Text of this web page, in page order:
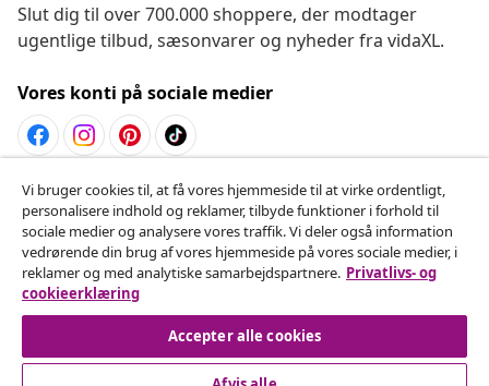
Slut dig til over 700.000 shoppere, der modtager
ugentlige tilbud, sæsonvarer og nyheder fra vidaXL.
Vores konti på sociale medier
Fortryd køb
Indsend en anmodning om at fortryde din ordre.
Fortryd køb
Vi bruger cookies til, at få vores hjemmeside til at virke ordentligt,
personalisere indhold og reklamer, tilbyde funktioner i forhold til
sociale medier og analysere vores traffik. Vi deler også information
vedrørende din brug af vores hjemmeside på vores sociale medier, i
reklamer og med analytiske samarbejdspartnere. Privatlivs- og
cookieerklæring
Accepter alle cookies